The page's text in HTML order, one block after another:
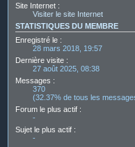
Site Internet :
Visiter le site Internet
STATISTIQUES DU MEMBRE
Enregistré le :
28 mars 2018, 19:57
Dernière visite :
27 août 2025, 08:38
Messages :
370
(32.37% de tous les
Forum le plus actif :
-
Sujet le plus actif :
-